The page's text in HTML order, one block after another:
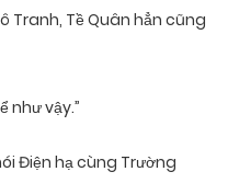
Tranh, Tề Quân hẳn cũng
như vậy.”
Điện hạ cùng Trường